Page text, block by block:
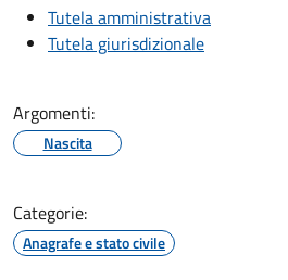
Tutela amministrativa
Tutela giurisdizionale
Argomenti:
Nascita
Categorie:
Anagrafe e stato civile